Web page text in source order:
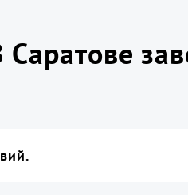
Саратове